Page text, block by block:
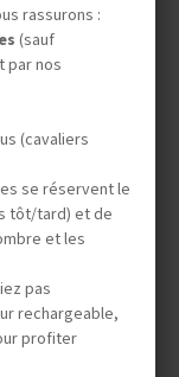
rassurons :
(sauf
par nos
(cavaliers
se réservent le
tôt/tard) et de
et les
pas
rechargeable,
profiter